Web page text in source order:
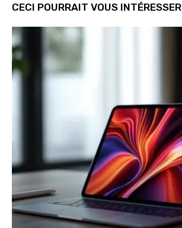
CECI POURRAIT VOUS INTÉRESSER